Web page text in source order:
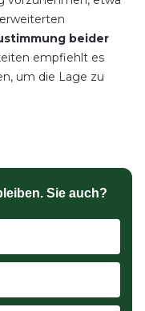
beider
empfiehlt es
um die Lage zu
Sie auch?